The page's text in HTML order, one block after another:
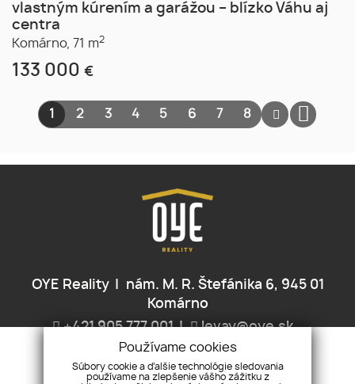
vlastným kúrením a garážou – blízko Váhu aj
centra
Komárno, 71 m2
133 000 €
1 2 3 4 5 6 7 8
OYE Reality
nám. M. R. Štefánika 6, 945 01
Komárno
+421 905 777 001
levay@oye.sk
NEHNUTEĽNOSTI O NÁS SLUŽBY
KONTAKT
Používame cookies
Súbory cookie a ďalšie technológie sledovania
používame na zlepšenie vášho zážitku z